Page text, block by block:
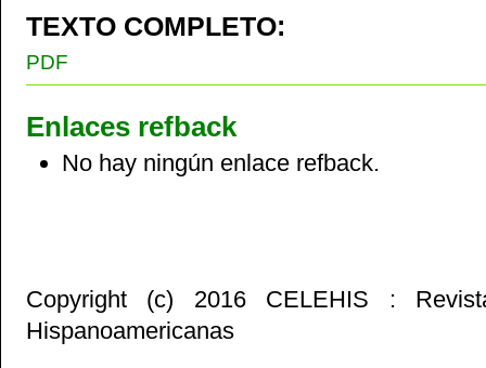
TEXTO COMPLETO:
PDF
Enlaces refback
No hay ningún enlace refback.
Copyright (c) 2016 CELEHIS :
Hispanoamericanas